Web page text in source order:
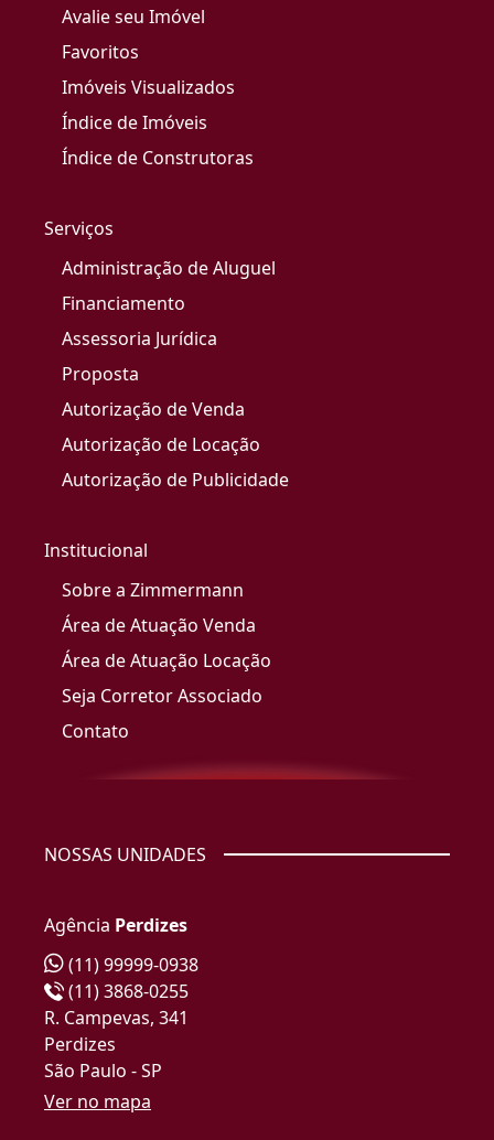
Avalie seu Imóvel
Favoritos
Imóveis Visualizados
Índice de Imóveis
Índice de Construtoras
Serviços
Administração de Aluguel
Financiamento
Assessoria Jurídica
Proposta
Autorização de Venda
Autorização de Locação
Autorização de Publicidade
Institucional
Sobre a Zimmermann
Área de Atuação Venda
Área de Atuação Locação
Seja Corretor Associado
Contato
NOSSAS UNIDADES
Agência Perdizes
(11) 99999-0938
(11) 3868-0255
R. Campevas, 341
Perdizes
São Paulo - SP
Ver no mapa